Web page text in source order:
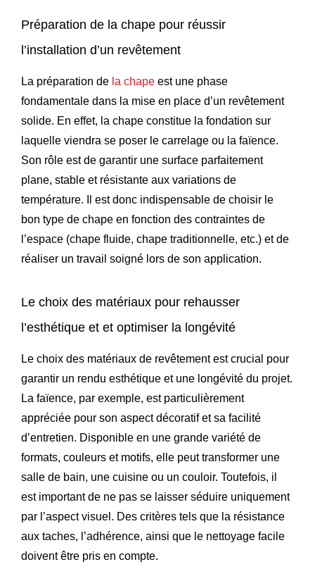
Préparation de la chape pour réussir
l’installation d’un revêtement
La préparation de la chape est une phase
fondamentale dans la mise en place d’un revêtement
solide. En effet, la chape constitue la fondation sur
laquelle viendra se poser le carrelage ou la faïence.
Son rôle est de garantir une surface parfaitement
plane, stable et résistante aux variations de
température. Il est donc indispensable de choisir le
bon type de chape en fonction des contraintes de
l’espace (chape fluide, chape traditionnelle, etc.) et de
réaliser un travail soigné lors de son application.
Le choix des matériaux pour rehausser
l’esthétique et et optimiser la longévité
Le choix des matériaux de revêtement est crucial pour
garantir un rendu esthétique et une longévité du projet.
La faïence, par exemple, est particulièrement
appréciée pour son aspect décoratif et sa facilité
d’entretien. Disponible en une grande variété de
formats, couleurs et motifs, elle peut transformer une
salle de bain, une cuisine ou un couloir. Toutefois, il
est important de ne pas se laisser séduire uniquement
par l’aspect visuel. Des critères tels que la résistance
aux taches, l’adhérence, ainsi que le nettoyage facile
doivent être pris en compte.